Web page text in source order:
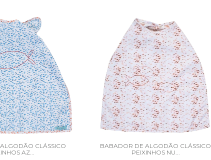
CLÁSSICO
AZ...
BABADOR DE ALGODÃO CLÁSSICO
PEIXINHOS NU...